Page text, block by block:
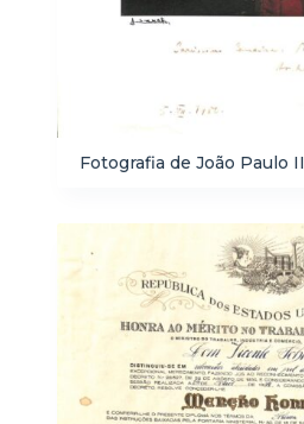
Fotografia de João Paulo II